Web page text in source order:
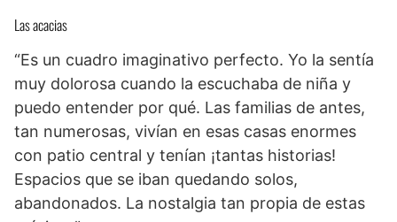
Las acacias
“Es un cuadro imaginativo perfecto. Yo la sentía
muy dolorosa cuando la escuchaba de niña y
puedo entender por qué. Las familias de antes,
tan numerosas, vivían en esas casas enormes
con patio central y tenían ¡tantas historias!
Espacios que se iban quedando solos,
abandonados. La nostalgia tan propia de estas